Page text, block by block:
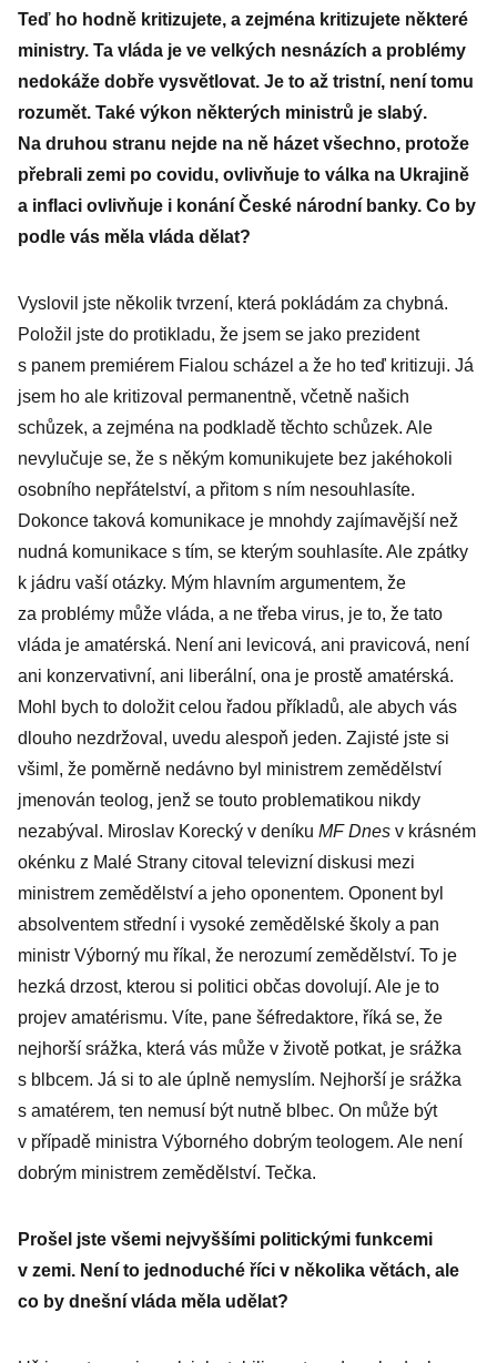
pracovním
pozicím
Teď ho hodně kritizujete, a zejména kritizujete některé
ministry. Ta vláda je ve velkých nesnázích a problémy
nedokáže dobře vysvětlovat. Je to až tristní, není tomu
rozumět. Také výkon některých ministrů je slabý.
Na druhou stranu nejde na ně házet všechno, protože
přebrali zemi po covidu, ovlivňuje to válka na Ukrajině
a inflaci ovlivňuje i konání České národní banky. Co by
podle vás měla vláda dělat?
Vyslovil jste několik tvrzení, která pokládám za chybná.
Položil jste do protikladu, že jsem se jako prezident
s panem premiérem Fialou scházel a že ho teď kritizuji. Já
jsem ho ale kritizoval permanentně, včetně našich
schůzek, a zejména na podkladě těchto schůzek. Ale
nevylučuje se, že s někým komunikujete bez jakéhokoli
osobního nepřátelství, a přitom s ním nesouhlasíte.
Dokonce taková komunikace je mnohdy zajímavější než
nudná komunikace s tím, se kterým souhlasíte. Ale zpátky
k jádru vaší otázky. Mým hlavním argu­mentem, že
za problémy může vláda, a ne třeba virus, je to, že tato
vláda je amatérská. Není ani levicová, ani pravicová, není
ani konzervativní, ani liberální, ona je prostě amatérská.
Mohl bych to doložit celou řadou příkladů, ale abych vás
dlouho nezdržoval, uvedu alespoň jeden. Zajisté jste si
všiml, že poměrně nedávno byl ministrem zemědělství
jmenován teolog, jenž se touto problematikou nikdy
nezabýval. Miroslav Korecký v deníku MF Dnes v krásném
okénku z Malé Strany citoval televizní diskusi mezi
ministrem zemědělství a jeho oponentem. Oponent byl
absolventem střední i vysoké zemědělské školy a pan
ministr Výborný mu říkal, že nerozumí země­dělství. To je
hezká drzost, kterou si politici občas dovolují. Ale je to
projev amatérismu. Víte, pane šéfredaktore, říká se, že
nejhorší srážka, která vás může v životě potkat, je srážka
s blbcem. Já si to ale úplně nemyslím. Nejhorší je srážka
s amatérem, ten nemusí být nutně blbec. On může být
v případě ministra Výborného dobrým teologem. Ale není
dobrým ministrem zemědělství. Tečka.
Prošel jste všemi nejvyššími ­politickými funkcemi
v zemi. Není to jednoduché říci v něko­lika větách, ale
co by dnešní ­vláda měla udělat?